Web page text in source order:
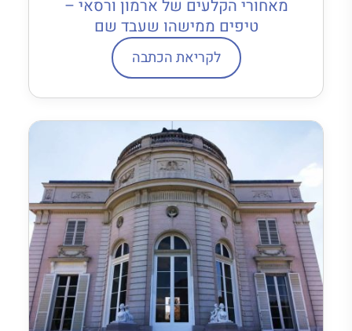
מאחורי הקלעים של ארמון ורסאי –
טיפים ממישהו שעבד שם
לקריאת הכתבה